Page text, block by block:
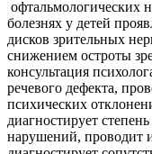
офтальмологических
болезнях у детей
дисков зрительных
снижением остроты
консультация
речевого дефекта,
психических
диагностирует
нарушений, проводит